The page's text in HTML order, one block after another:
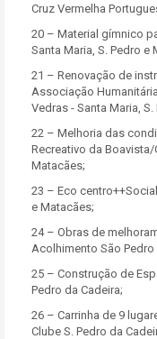
Cruz Vermelha
20 – Material gímnico
Santa Maria, S. Pedro e
21 – Renovação de
Associação
Vedras - Santa Maria,
22 – Melhoria das
Recreativo da Boavista/
Matacães;
23 – Eco
e Matacães;
24 – Obras de
Acolhimento São Pedro
25 – Construção de
Pedro da Cadeira;
26 – Carrinha de 9
Clube S. Pedro da